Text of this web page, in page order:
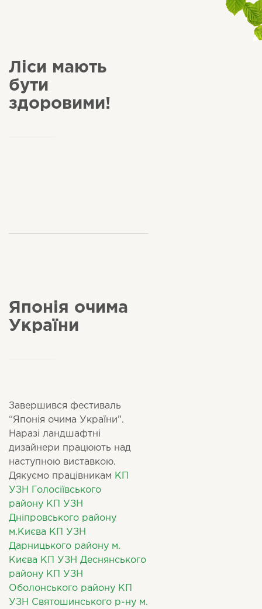
Ліси мають
бути
здоровими!
Японія очима
України
Завершився фестиваль
“Японія очима України”.
Наразі ландшафтні
дизайнери працюють над
наступною виставкою.
Дякуємо працівникам КП
УЗН Голосіївського
району КП УЗН
Дніпровського району
м.Києва КП УЗН
Дарницького району м.
Києва КП УЗН Деснянського
району КП УЗН
Оболонського району КП
УЗН Святошинського р-ну м.